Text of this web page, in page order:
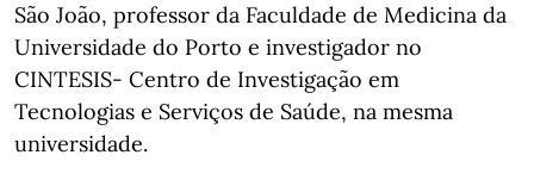
São João, professor da Faculdade de Medicina da
Universidade do Porto e investigador no
CINTESIS- Centro de Investigação em
Tecnologias e Serviços de Saúde, na mesma
universidade.